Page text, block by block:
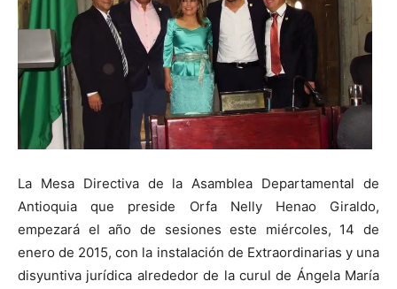
La Mesa Directiva de la Asamblea Departamental de
Antioquia que preside Orfa Nelly Henao Giraldo,
empezará el año de sesiones este miércoles, 14 de
enero de 2015, con la instalación de Extraordinarias y una
disyuntiva jurídica alrededor de la curul de Ángela María